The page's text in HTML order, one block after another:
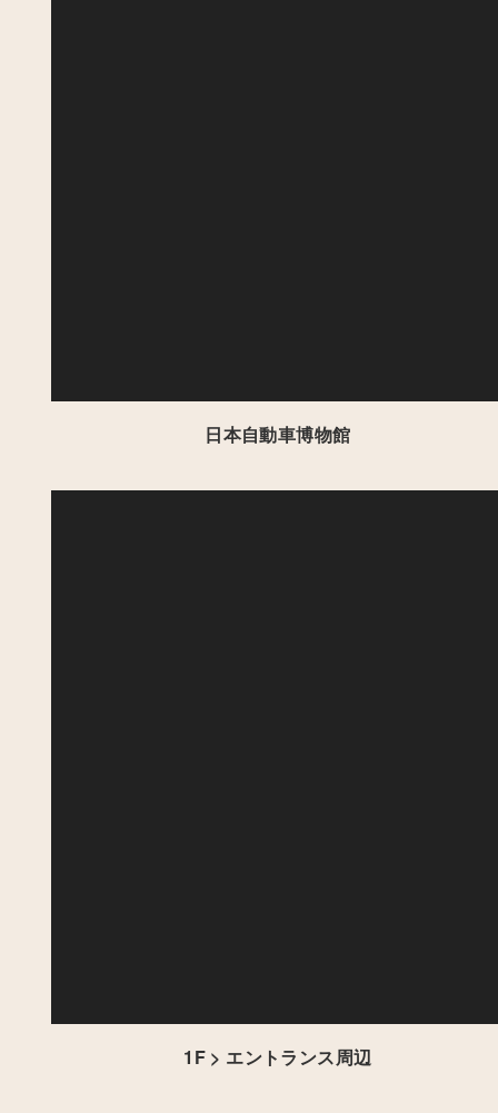
日本自動車博物館
1F > エントランス周辺